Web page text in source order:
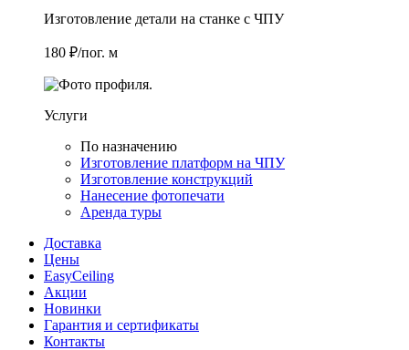
Изготовление детали на станке с ЧПУ
180 ₽/пог. м
Услуги
По назначению
Изготовление платформ на ЧПУ
Изготовление конструкций
Нанесение фотопечати
Аренда туры
Доставка
Цены
EasyCeiling
Акции
Новинки
Гарантия и сертификаты
Контакты